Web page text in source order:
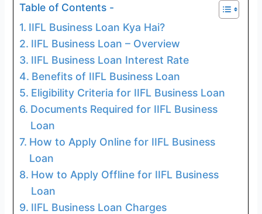
Table of Contents -
IIFL Business Loan Kya Hai?
IIFL Business Loan – Overview
IIFL Business Loan Interest Rate
Benefits of IIFL Business Loan
Eligibility Criteria for IIFL Business Loan
Documents Required for IIFL Business
Loan
How to Apply Online for IIFL Business
Loan
How to Apply Offline for IIFL Business
Loan
IIFL Business Loan Charges